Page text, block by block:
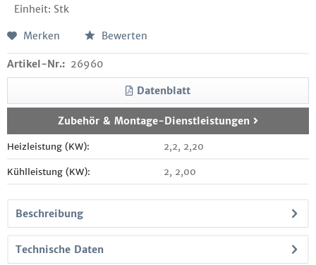
Einheit: Stk
Merken Bewerten
Artikel-Nr.: 26960
Datenblatt
Zubehör & Montage-Dienstleistungen
Heizleistung (KW): 2,2, 2,20
Kühlleistung (KW): 2, 2,00
Beschreibung
Technische Daten